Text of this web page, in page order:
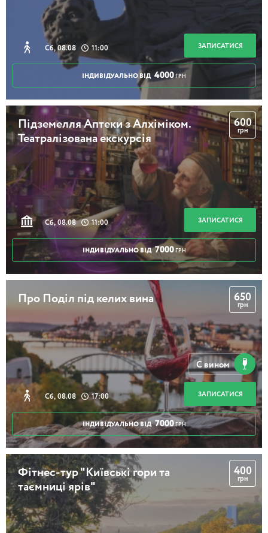
2 години 30 хвилин
Сб, 08.08 11:00 ЗАПИСАТИСЯ
ІНДИВІДУАЛЬНО ВІД 4000 ГРН
Підземелля Аптеки з Алхіміком.
Театралізована екскурсія
Сб, 08.08 11:00
600
грн
ЗАПИСАТИСЯ
ІНДИВІДУАЛЬНО ВІД 7000 ГРН
Про Поділ під келих вина
Сб, 08.08 17:00
650
грн
ЗАПИСАТИСЯ
ІНДИВІДУАЛЬНО ВІД 7000 ГРН
С вином
Фітнес-тур "Київські гори та
таємниці ярів"
400
грн